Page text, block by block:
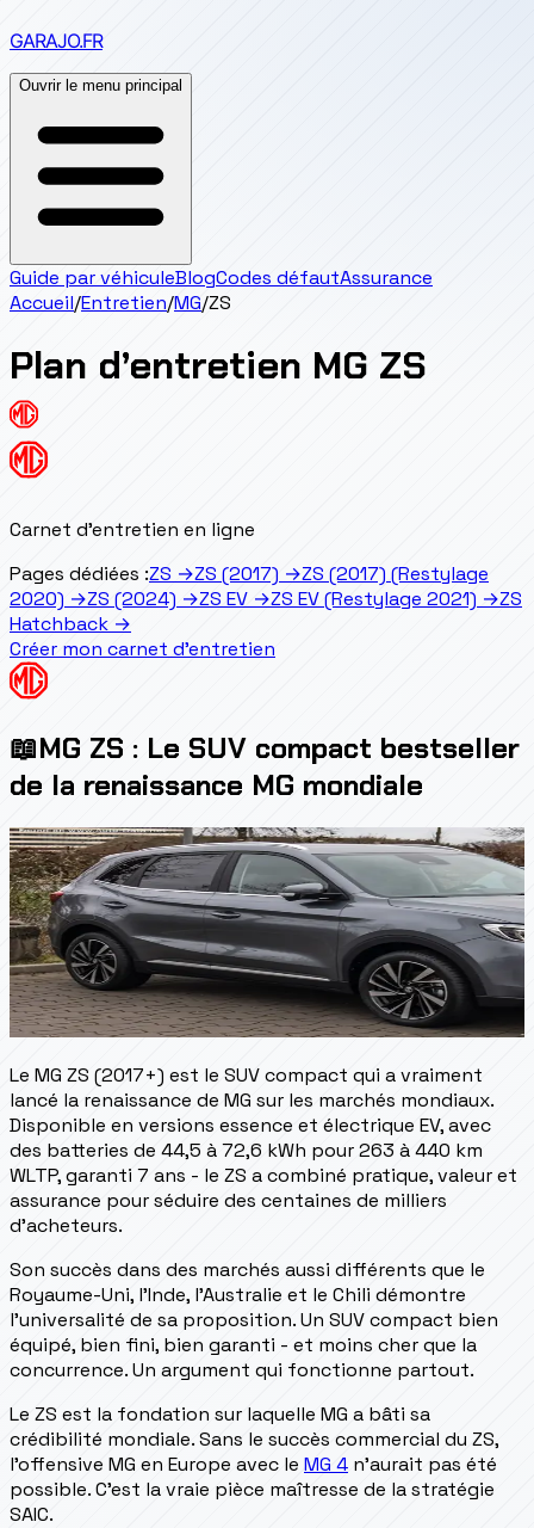
GARAJO.FR
Ouvrir le menu principal
Guide par véhiculeBlogCodes défautAssurance
Accueil/Entretien/MG/ZS
Plan d’entretien MG ZS
Carnet d'entretien en ligne
Pages dédiées :ZS →ZS (2017) →ZS (2017) (Restylage
2020) →ZS (2024) →ZS EV →ZS EV (Restylage 2021) →ZS
Hatchback →
Créer mon carnet d'entretien
📖MG ZS : Le SUV compact bestseller
de la renaissance MG mondiale
Le MG ZS (2017+) est le SUV compact qui a vraiment
lancé la renaissance de MG sur les marchés mondiaux.
Disponible en versions essence et électrique EV, avec
des batteries de 44,5 à 72,6 kWh pour 263 à 440 km
WLTP, garanti 7 ans - le ZS a combiné pratique, valeur et
assurance pour séduire des centaines de milliers
d'acheteurs.
Son succès dans des marchés aussi différents que le
Royaume-Uni, l'Inde, l'Australie et le Chili démontre
l'universalité de sa proposition. Un SUV compact bien
équipé, bien fini, bien garanti - et moins cher que la
concurrence. Un argument qui fonctionne partout.
Le ZS est la fondation sur laquelle MG a bâti sa
crédibilité mondiale. Sans le succès commercial du ZS,
l'offensive MG en Europe avec le MG 4 n'aurait pas été
possible. C'est la vraie pièce maîtresse de la stratégie
SAIC.